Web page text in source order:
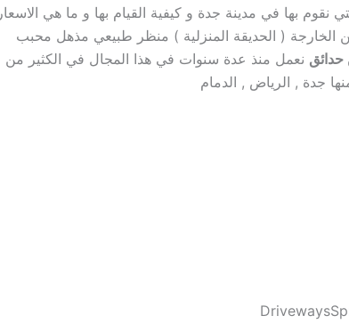
بها في مدينة جدة و كيفية القيام بها و ما هي الاسعار
الخارجة ( الحديقة المنزلية ) منظر طبيعي مذهل محبب
حدائق نعمل منذ عدة سنوات في هذا المجال في الكثير من
جدة , الرياض , الدمام